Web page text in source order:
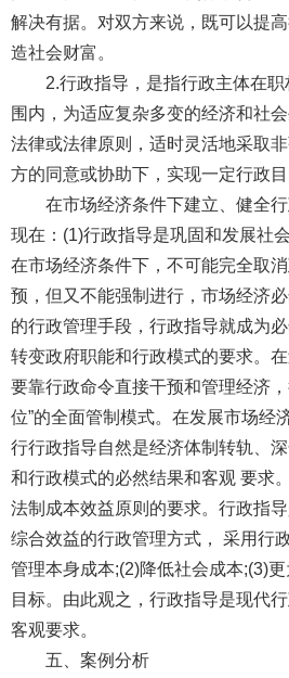
解决有据。对双方来说，既可以提
造社会财富。
2.行政指导，是指行政主体在
围内，为适应复杂多变的经济和社
法律或法律原则，适时灵活地采取
方的同意或协助下，实现一定行政目
在市场经济条件下建立、健全
现在：(1)行政指导是巩固和发展社
在市场经济条件下，不可能完全取
预，但又不能强制进行，市场经济
的行政管理手段，行政指导就成为
转变政府职能和行政模式的要求。
要靠行政命令直接干预和管理经济
位”的全面管制模式。在发展市场经
行行政指导自然是经济体制转轨、
和行政模式的必然结果和客观 要求
法制成本效益原则的要求。行政指
综合效益的行政管理方式， 采用行
管理本身成本;(2)降低社会成本;(3)
目标。由此观之，行政指导是现代
客观要求。
五、案例分析